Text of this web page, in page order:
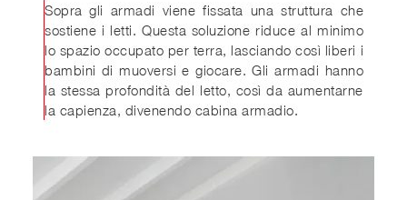
Sopra gli armadi viene fissata una struttura che
sostiene i letti. Questa soluzione riduce al minimo
lo spazio occupato per terra, lasciando così liberi i
bambini di muoversi e giocare. Gli armadi hanno
la stessa profondità del letto, così da aumentarne
la capienza, divenendo cabina armadio.